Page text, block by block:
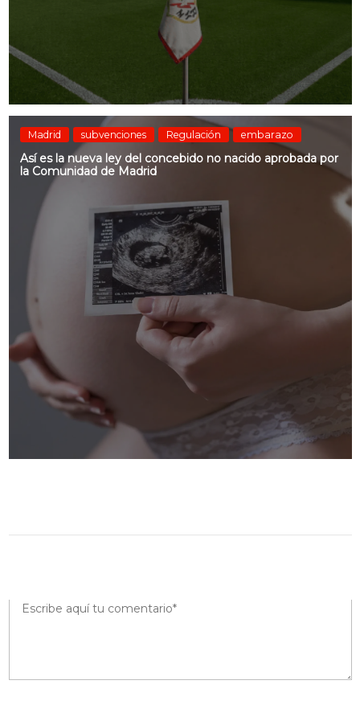
Madrid subvenciones Regulación embarazo
Así es la nueva ley del concebido no nacido aprobada por
la Comunidad de Madrid